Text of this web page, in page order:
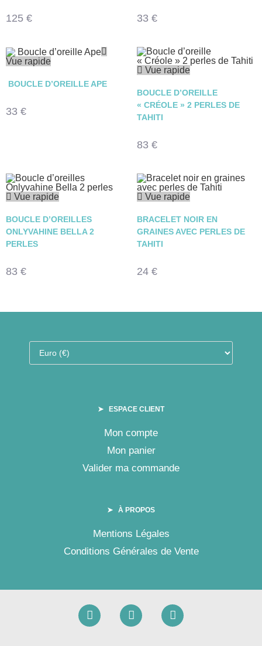
125 € 33 €
Vue rapide
BOUCLE D’OREILLE APE
33 €
Vue rapide
BOUCLE D’OREILLE
« CRÉOLE » 2 PERLES DE
TAHITI
83 €
Vue rapide
BOUCLE D’OREILLES
ONLYVAHINE BELLA 2
PERLES
83 €
Vue rapide
BRACELET NOIR EN
GRAINES AVEC PERLES DE
TAHITI
24 €
➤ ESPACE CLIENT
Mon compte
Mon panier
Valider ma commande
➤ À PROPOS
Mentions Légales
Conditions Générales de Vente